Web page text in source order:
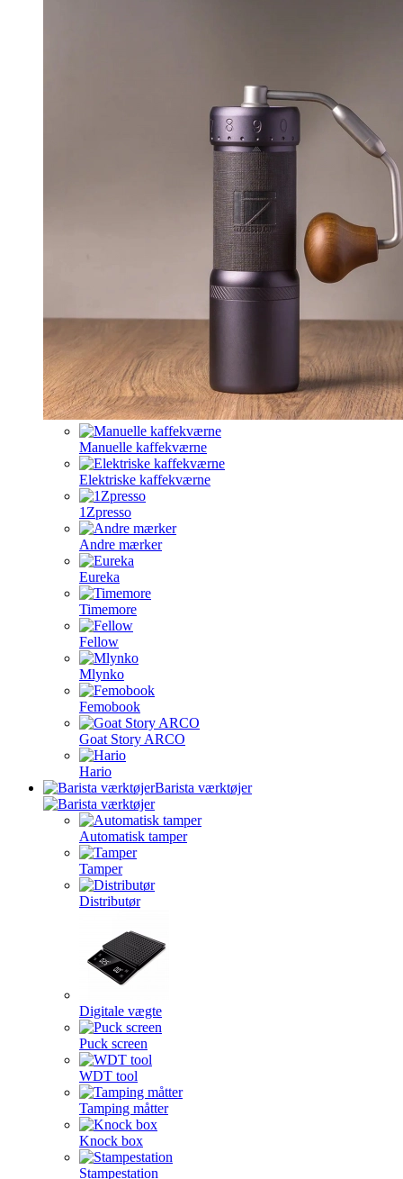
Manuelle kaffekværne
Elektriske kaffekværne
1Zpresso
Andre mærker
Eureka
Timemore
Fellow
Mlynko
Femobook
Goat Story ARCO
Hario
Barista værktøjer
Automatisk tamper
Tamper
Distributør
Digitale vægte
Puck screen
WDT tool
Tamping måtter
Knock box
Stampestation